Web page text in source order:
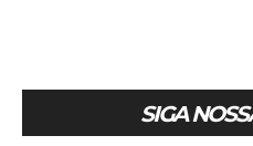
SIGA